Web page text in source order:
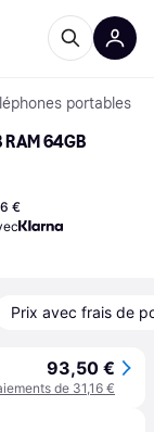
portables
64GB
€
Prix avec frais de
93,50 €
de 31,16 €